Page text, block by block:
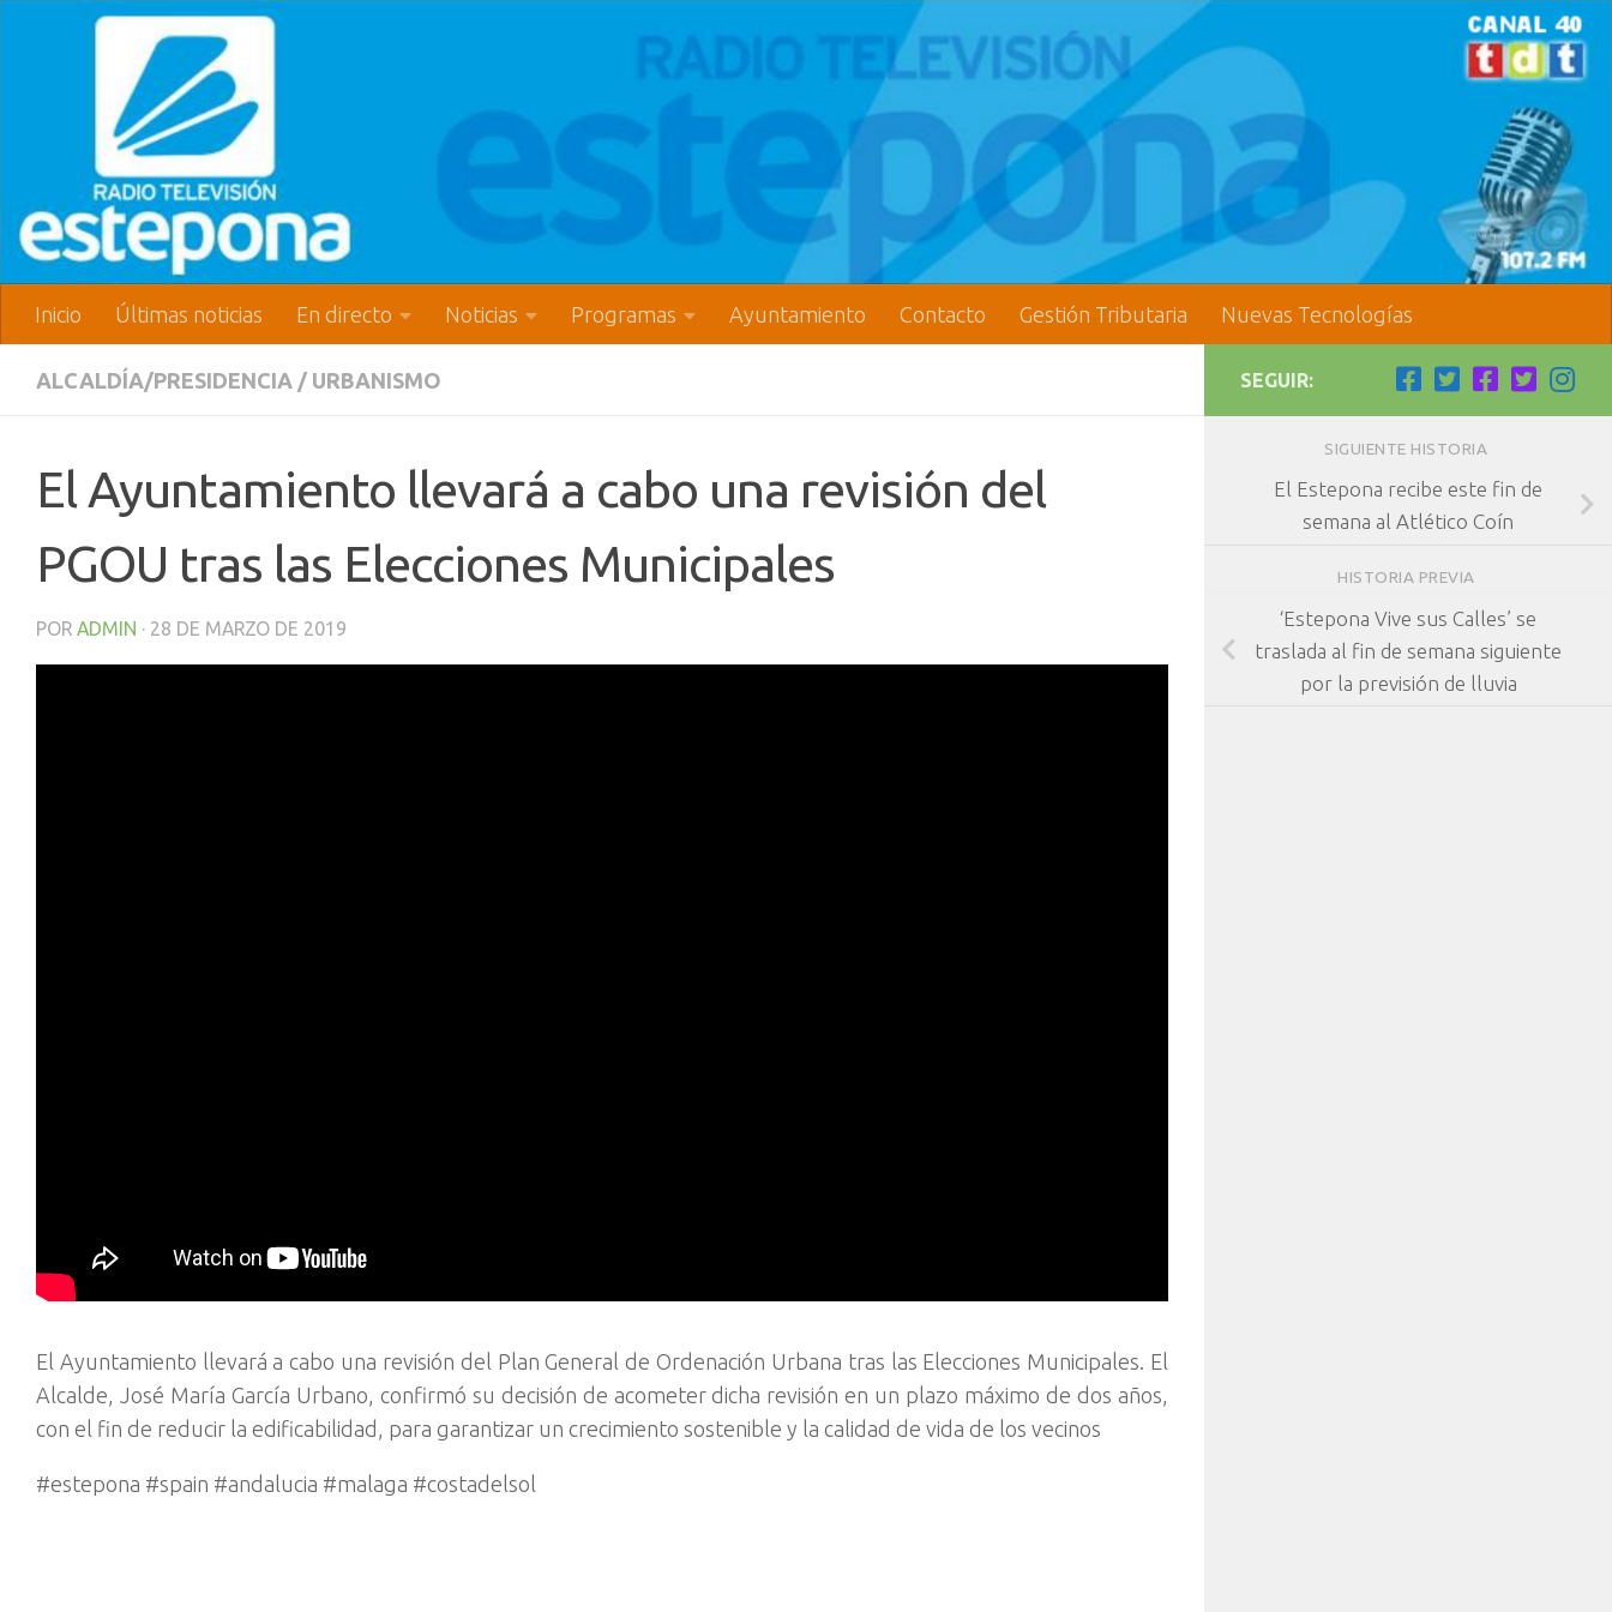
Inicio Últimas noticias En directo Noticias Programas Ayuntamiento Contacto Gestión Tributaria Nuevas Tecnologías
ALCALDÍA/PRESIDENCIA / URBANISMO
El Ayuntamiento llevará a cabo una revisión del
PGOU tras las Elecciones Municipales
POR ADMIN · 28 DE MARZO DE 2019
El Ayuntamiento llevará a cabo una revisión del Plan General de Ordenación Urbana tras las Elecciones Municipales. El
Alcalde, José María García Urbano, confirmó su decisión de acometer dicha revisión en un plazo máximo de dos años,
con el fin de reducir la edificabilidad, para garantizar un crecimiento sostenible y la calidad de vida de los vecinos
#estepona #spain #andalucia #malaga #costadelsol
SEGUIR:
SIGUIENTE HISTORIA
El Estepona recibe este fin de
semana al Atlético Coín
HISTORIA PREVIA
‘Estepona Vive sus Calles’ se
traslada al fin de semana siguiente
por la previsión de lluvia